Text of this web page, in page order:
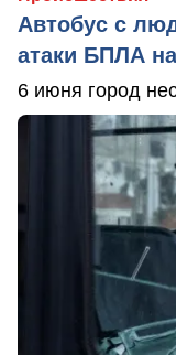
Автобус с
атаки БПЛА
6 июня город